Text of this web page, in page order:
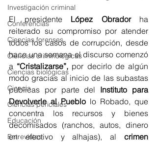
Investigación criminal
Conferencias
Ciencias forenses
Ciencias criminológicas
Ciencias biológicas
Ciencia
Ciencias periciales
Educación
Entrevistas
El presidente López Obrador ha
reiterado su compromiso por atender
todos los casos de corrupción, desde
hace una semana el discurso comenzó
a “Cristalizarse”, por decirlo de algún
modo gracias al inicio de las subastas
públicas por parte del Instituto para
Devolverle al Pueblo lo Robado, que
concentra los recursos y bienes
decomisados (ranchos, autos, dinero
en efectivo y alhajas), al crimen